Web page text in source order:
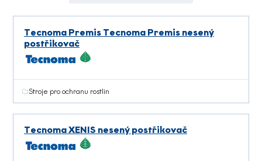
Tecnoma Premis Tecnoma Premis nesený
postřikovač
Stroje pro ochranu rostlin
Tecnoma XENIS nesený postřikovač